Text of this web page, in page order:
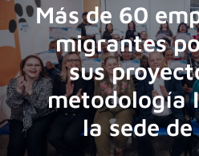
Más de 60
migrantes
sus
metodología
la sede de